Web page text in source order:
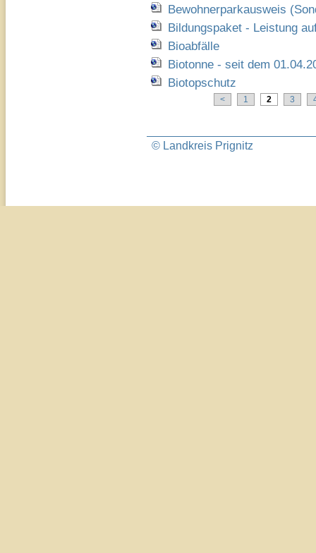
Bewohnerparkausweis
Bildungspaket - Leistung
Bioabfälle
Biotonne - seit dem
Biotopschutz
< 1 2 3
© Landkreis Prignitz